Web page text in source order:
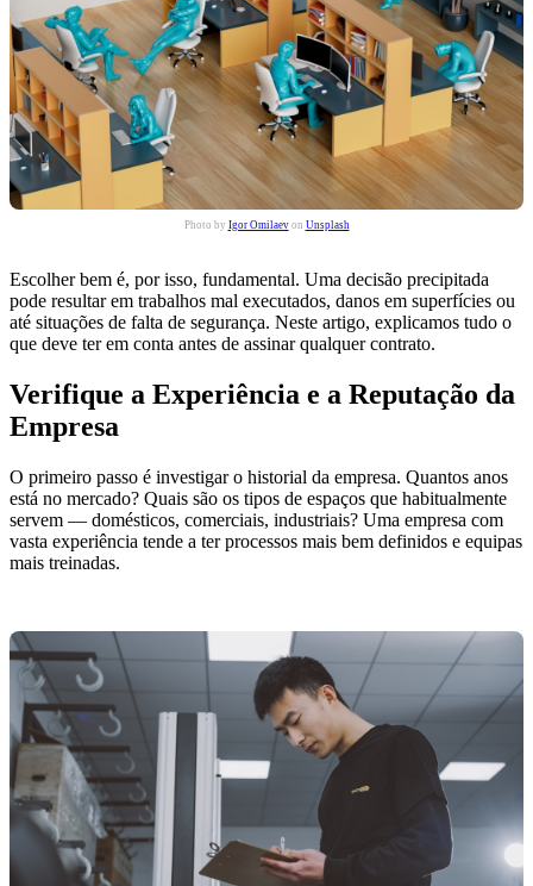
Photo by Igor Omilaevon Unsplash
Escolher bem é, por isso, fundamental. Uma decisão precipitada
pode resultar em trabalhos mal executados, danos em superfícies ou
até situações de falta de segurança. Neste artigo, explicamos tudo o
que deve ter em conta antes de assinar qualquer contrato.
Verifique a Experiência e a Reputação da
Empresa
O primeiro passo é investigar o historial da empresa. Quantos anos
está no mercado? Quais são os tipos de espaços que habitualmente
servem — domésticos, comerciais, industriais? Uma empresa com
vasta experiência tende a ter processos mais bem definidos e equipas
mais treinadas.